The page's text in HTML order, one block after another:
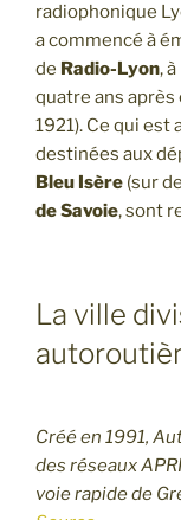
radiophonique
a commencé à
de Radio-Lyon,
quatre ans après
1921). Ce qui est
destinées aux
Bleu Isère (sur
de Savoie, sont
La ville
Créé en 1991,
des réseaux
voie rapide de